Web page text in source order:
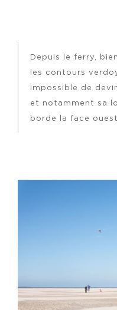
Depuis le ferry,
les contours
impossible de
et notamment sa
borde la face ouest